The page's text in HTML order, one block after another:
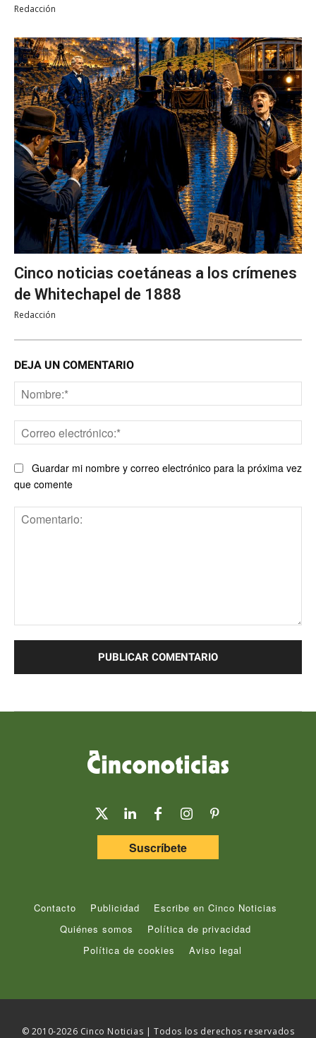
Redacción
Cinco noticias coetáneas a los crímenes
de Whitechapel de 1888
Redacción
DEJA UN COMENTARIO
Guardar mi nombre y correo electrónico para la próxima vez
que comente
Suscríbete
Contacto Publicidad
Escribe en Cinco Noticias
Quiénes somos
Política de privacidad
Política de cookies
Aviso legal
© 2010-2026 Cinco Noticias | Todos los derechos reservados